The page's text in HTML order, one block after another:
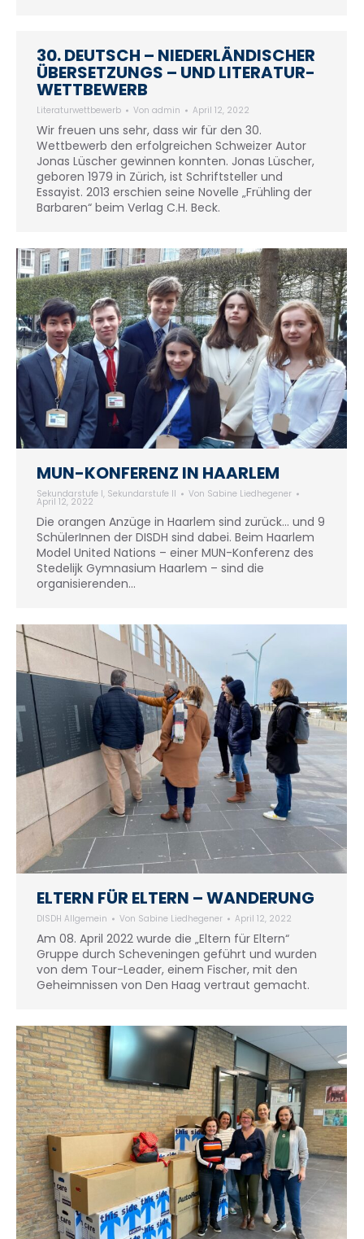
30. DEUTSCH – NIEDERLÄNDISCHER
ÜBERSETZUNGS – UND LITERATUR-
WETTBEWERB
Literaturwettbewerb Von admin April 12, 2022
Wir freuen uns sehr, dass wir für den 30.
Wettbewerb den erfolgreichen Schweizer Autor
Jonas Lüscher gewinnen konnten. Jonas Lüscher,
geboren 1979 in Zürich, ist Schriftsteller und
Essayist. 2013 erschien seine Novelle „Frühling der
Barbaren“ beim Verlag C.H. Beck.
MUN-KONFERENZ IN HAARLEM
Sekundarstufe I, Sekundarstufe II Von Sabine Liedhegener
April 12, 2022
Die orangen Anzüge in Haarlem sind zurück… und 9
SchülerInnen der DISDH sind dabei. Beim Haarlem
Model United Nations – einer MUN-Konferenz des
Stedelijk Gymnasium Haarlem – sind die
organisierenden…
ELTERN FÜR ELTERN – WANDERUNG
DISDH Allgemein Von Sabine Liedhegener April 12, 2022
Am 08. April 2022 wurde die „Eltern für Eltern“
Gruppe durch Scheveningen geführt und wurden
von dem Tour-Leader, einem Fischer, mit den
Geheimnissen von Den Haag vertraut gemacht.